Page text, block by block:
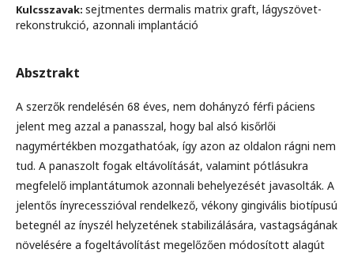
Kulcsszavak: sejtmentes dermalis matrix graft, lágyszövet-
rekonstrukció, azonnali implantáció
Absztrakt
A szerzők rendelésén 68 éves, nem dohányzó férfi páciens
jelent meg azzal a panasszal, hogy bal alsó kisőrlői
nagymértékben mozgathatóak, így azon az oldalon rágni nem
tud. A panaszolt fogak eltávolítását, valamint pótlásukra
megfelelő implantátumok azonnali behelyezését javasolták. A
jelentős ínyrecesszióval rendelkező, vékony gingivális biotípusú
betegnél az ínyszél helyzetének stabilizálására, vastagságának
növelésére a fogeltávolítást megelőzően módosított alagút